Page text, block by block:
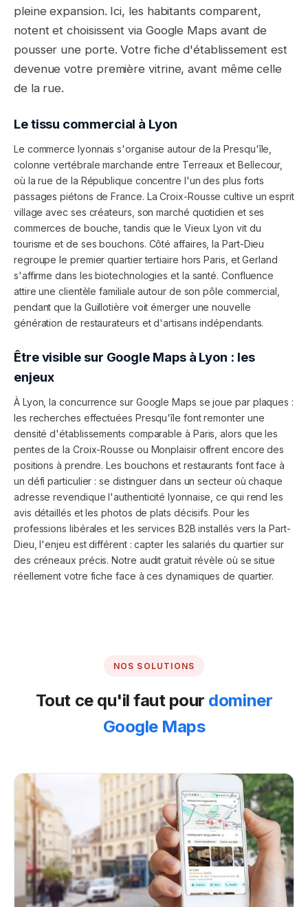
pleine expansion. Ici, les habitants comparent,
notent et choisissent via Google Maps avant de
pousser une porte. Votre fiche d'établissement est
devenue votre première vitrine, avant même celle
de la rue.
Le tissu commercial à Lyon
Le commerce lyonnais s'organise autour de la Presqu'île,
colonne vertébrale marchande entre Terreaux et Bellecour,
où la rue de la République concentre l'un des plus forts
passages piétons de France. La Croix-Rousse cultive un esprit
village avec ses créateurs, son marché quotidien et ses
commerces de bouche, tandis que le Vieux Lyon vit du
tourisme et de ses bouchons. Côté affaires, la Part-Dieu
regroupe le premier quartier tertiaire hors Paris, et Gerland
s'affirme dans les biotechnologies et la santé. Confluence
attire une clientèle familiale autour de son pôle commercial,
pendant que la Guillotière voit émerger une nouvelle
génération de restaurateurs et d'artisans indépendants.
Être visible sur Google Maps à Lyon : les
enjeux
À Lyon, la concurrence sur Google Maps se joue par plaques :
les recherches effectuées Presqu'île font remonter une
densité d'établissements comparable à Paris, alors que les
pentes de la Croix-Rousse ou Monplaisir offrent encore des
positions à prendre. Les bouchons et restaurants font face à
un défi particulier : se distinguer dans un secteur où chaque
adresse revendique l'authenticité lyonnaise, ce qui rend les
avis détaillés et les photos de plats décisifs. Pour les
professions libérales et les services B2B installés vers la Part-
Dieu, l'enjeu est différent : capter les salariés du quartier sur
des créneaux précis. Notre audit gratuit révèle où se situe
réellement votre fiche face à ces dynamiques de quartier.
NOS SOLUTIONS
Tout ce qu'il faut pour dominer
Google Maps